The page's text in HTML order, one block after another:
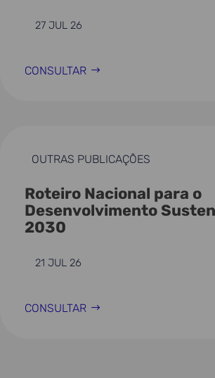
27 JUL 26
CONSULTAR
OUTRAS PUBLICAÇÕES
Roteiro Nacional para o
Desenvolvimento
2030
21 JUL 26
CONSULTAR